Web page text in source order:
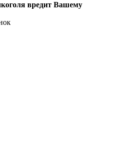
вредит Вашему